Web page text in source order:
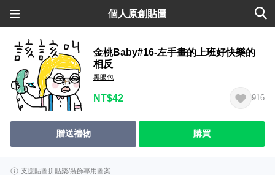
個人原創貼圖
金桃Baby#16-左手畫的上班好快樂的
相反
黑眼包
NT$42 916
贈送禮物 購買
支援貼圖拼貼樂/裝飾專用圖案